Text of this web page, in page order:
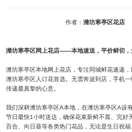
作者： 潍坊寒亭区花店
潍坊寒亭区网上花店——本地速送，平价鲜切，
潍坊寒亭区本地网上花店，专注同城鲜花速递
潍坊寒亭区人订花首选。无需奔波到店，手机
传递最真挚的心意。
我们深耕潍坊寒亭区A本地，在潍坊寒亭区A设
节日最快1小时送达，确保花束新鲜不蔫、完好
百合、向日葵等各类热门花品，无论是生日祝